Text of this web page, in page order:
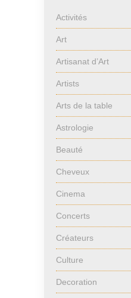
Activités
Art
Artisanat d’Art
Artists
Arts de la table
Astrologie
Beauté
Cheveux
Cinema
Concerts
Créateurs
Culture
Decoration